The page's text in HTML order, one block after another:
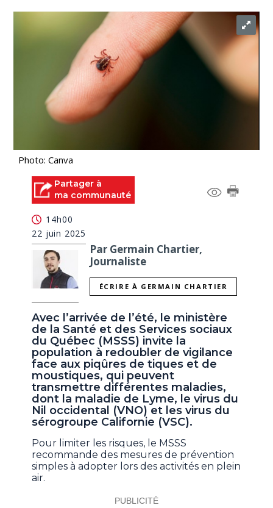
Photo: Canva
Partager à
ma communauté
14h00
22 juin 2025
Par Germain Chartier,
Journaliste
ÉCRIRE À GERMAIN CHARTIER
Avec l’arrivée de l’été, le ministère
de la Santé et des Services sociaux
du Québec (MSSS) invite la
population à redoubler de vigilance
face aux piqûres de tiques et de
moustiques, qui peuvent
transmettre différentes maladies,
dont la maladie de Lyme, le virus du
Nil occidental (VNO) et les virus du
sérogroupe Californie (VSC).
Pour limiter les risques, le MSSS
recommande des mesures de prévention
simples à adopter lors des activités en plein
air.